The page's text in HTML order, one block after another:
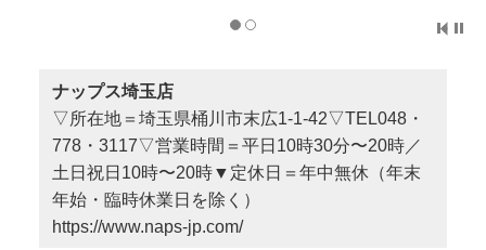
ナップス埼玉店
▽所在地＝埼玉県桶川市末広1-1-42▽TEL048・
778・3117▽営業時間＝平日10時30分〜20時／
土日祝日10時〜20時▼定休日＝年中無休（年末
年始・臨時休業日を除く）
https://www.naps-jp.com/